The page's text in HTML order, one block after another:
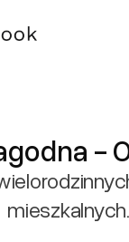
-
mieszkalnych.